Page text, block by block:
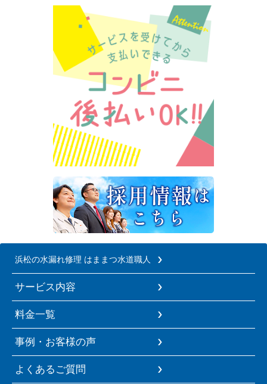
浜松の水漏れ修理 はままつ水道職人
サービス内容
料金一覧
事例・お客様の声
よくあるご質問